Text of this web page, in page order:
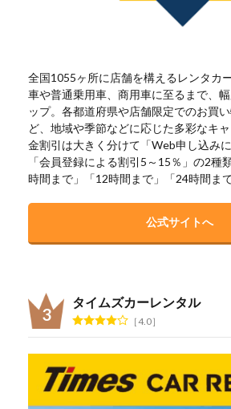
全国1055ヶ所に店舗を構えるレンタカ
車や普通乗用車、商用車に至るまで、
ップ。各都道府県や店舗限定でのお買
ど、地域や季節などに応じた多彩なキ
金割引は大きく分けて「Web申し込み
「会員登録による割引5～15％」の2種
時間まで」「12時間まで」「24時間まで
公式サイトへ
タイムズカーレンタル
4.0